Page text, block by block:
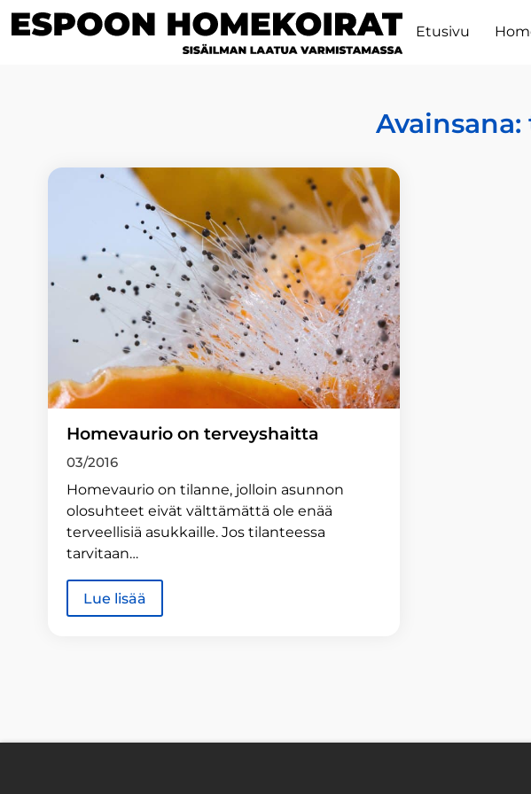
sisältöön
Etusivu
Avainsana:
Homevaurio on terveyshaitta
03/2016
Homevaurio on tilanne, jolloin asunnon
olosuhteet eivät välttämättä ole enää
terveellisiä asukkaille. Jos tilanteessa
tarvitaan…
Lue lisää